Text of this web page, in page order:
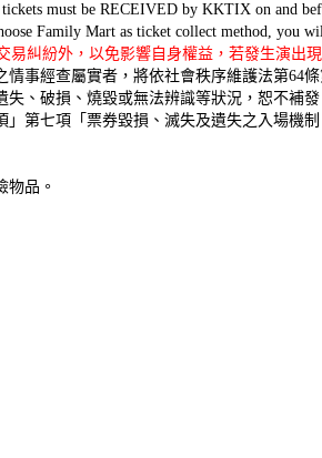
must be RECEIVED by KKTIX on and
Family Mart as ticket collect method, you
糾紛外，以免影響自身權益，若發生演出
事經查屬實者，將依社會秩序維護法第64條
、破損、燒毀或無法辨識等狀況，恕不補發
第七項「票券毀損、滅失及遺失之入場機
物品。